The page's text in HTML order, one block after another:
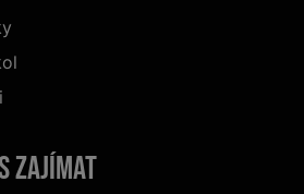
zajímat